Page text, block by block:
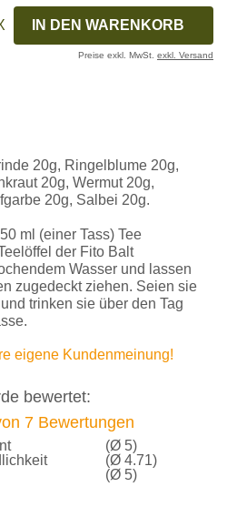
Preise exkl. MwSt. exkl. Versand
20g, Ringelblume 20g,
20g, Wermut 20g,
20g, Salbei 20g.
ml (einer Tass) Tee
der Fito Balt
Wasser und lassen
zugedeckt ziehen. Seien sie
trinken sie über den Tag
eigene Kundenmeinung!
bewertet:
7 Bewertungen
(Ø 5)
(Ø 4.71)
(Ø 5)